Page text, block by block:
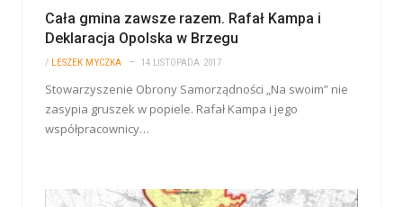
Cała gmina zawsze razem. Rafał Kampa i
Deklaracja Opolska w Brzegu
/ LESZEK MYCZKA 14 LISTOPADA 2017
Stowarzyszenie Obrony Samorządności „Na swoim” nie
zasypia gruszek w popiele. Rafał Kampa i jego
współpracownicy…